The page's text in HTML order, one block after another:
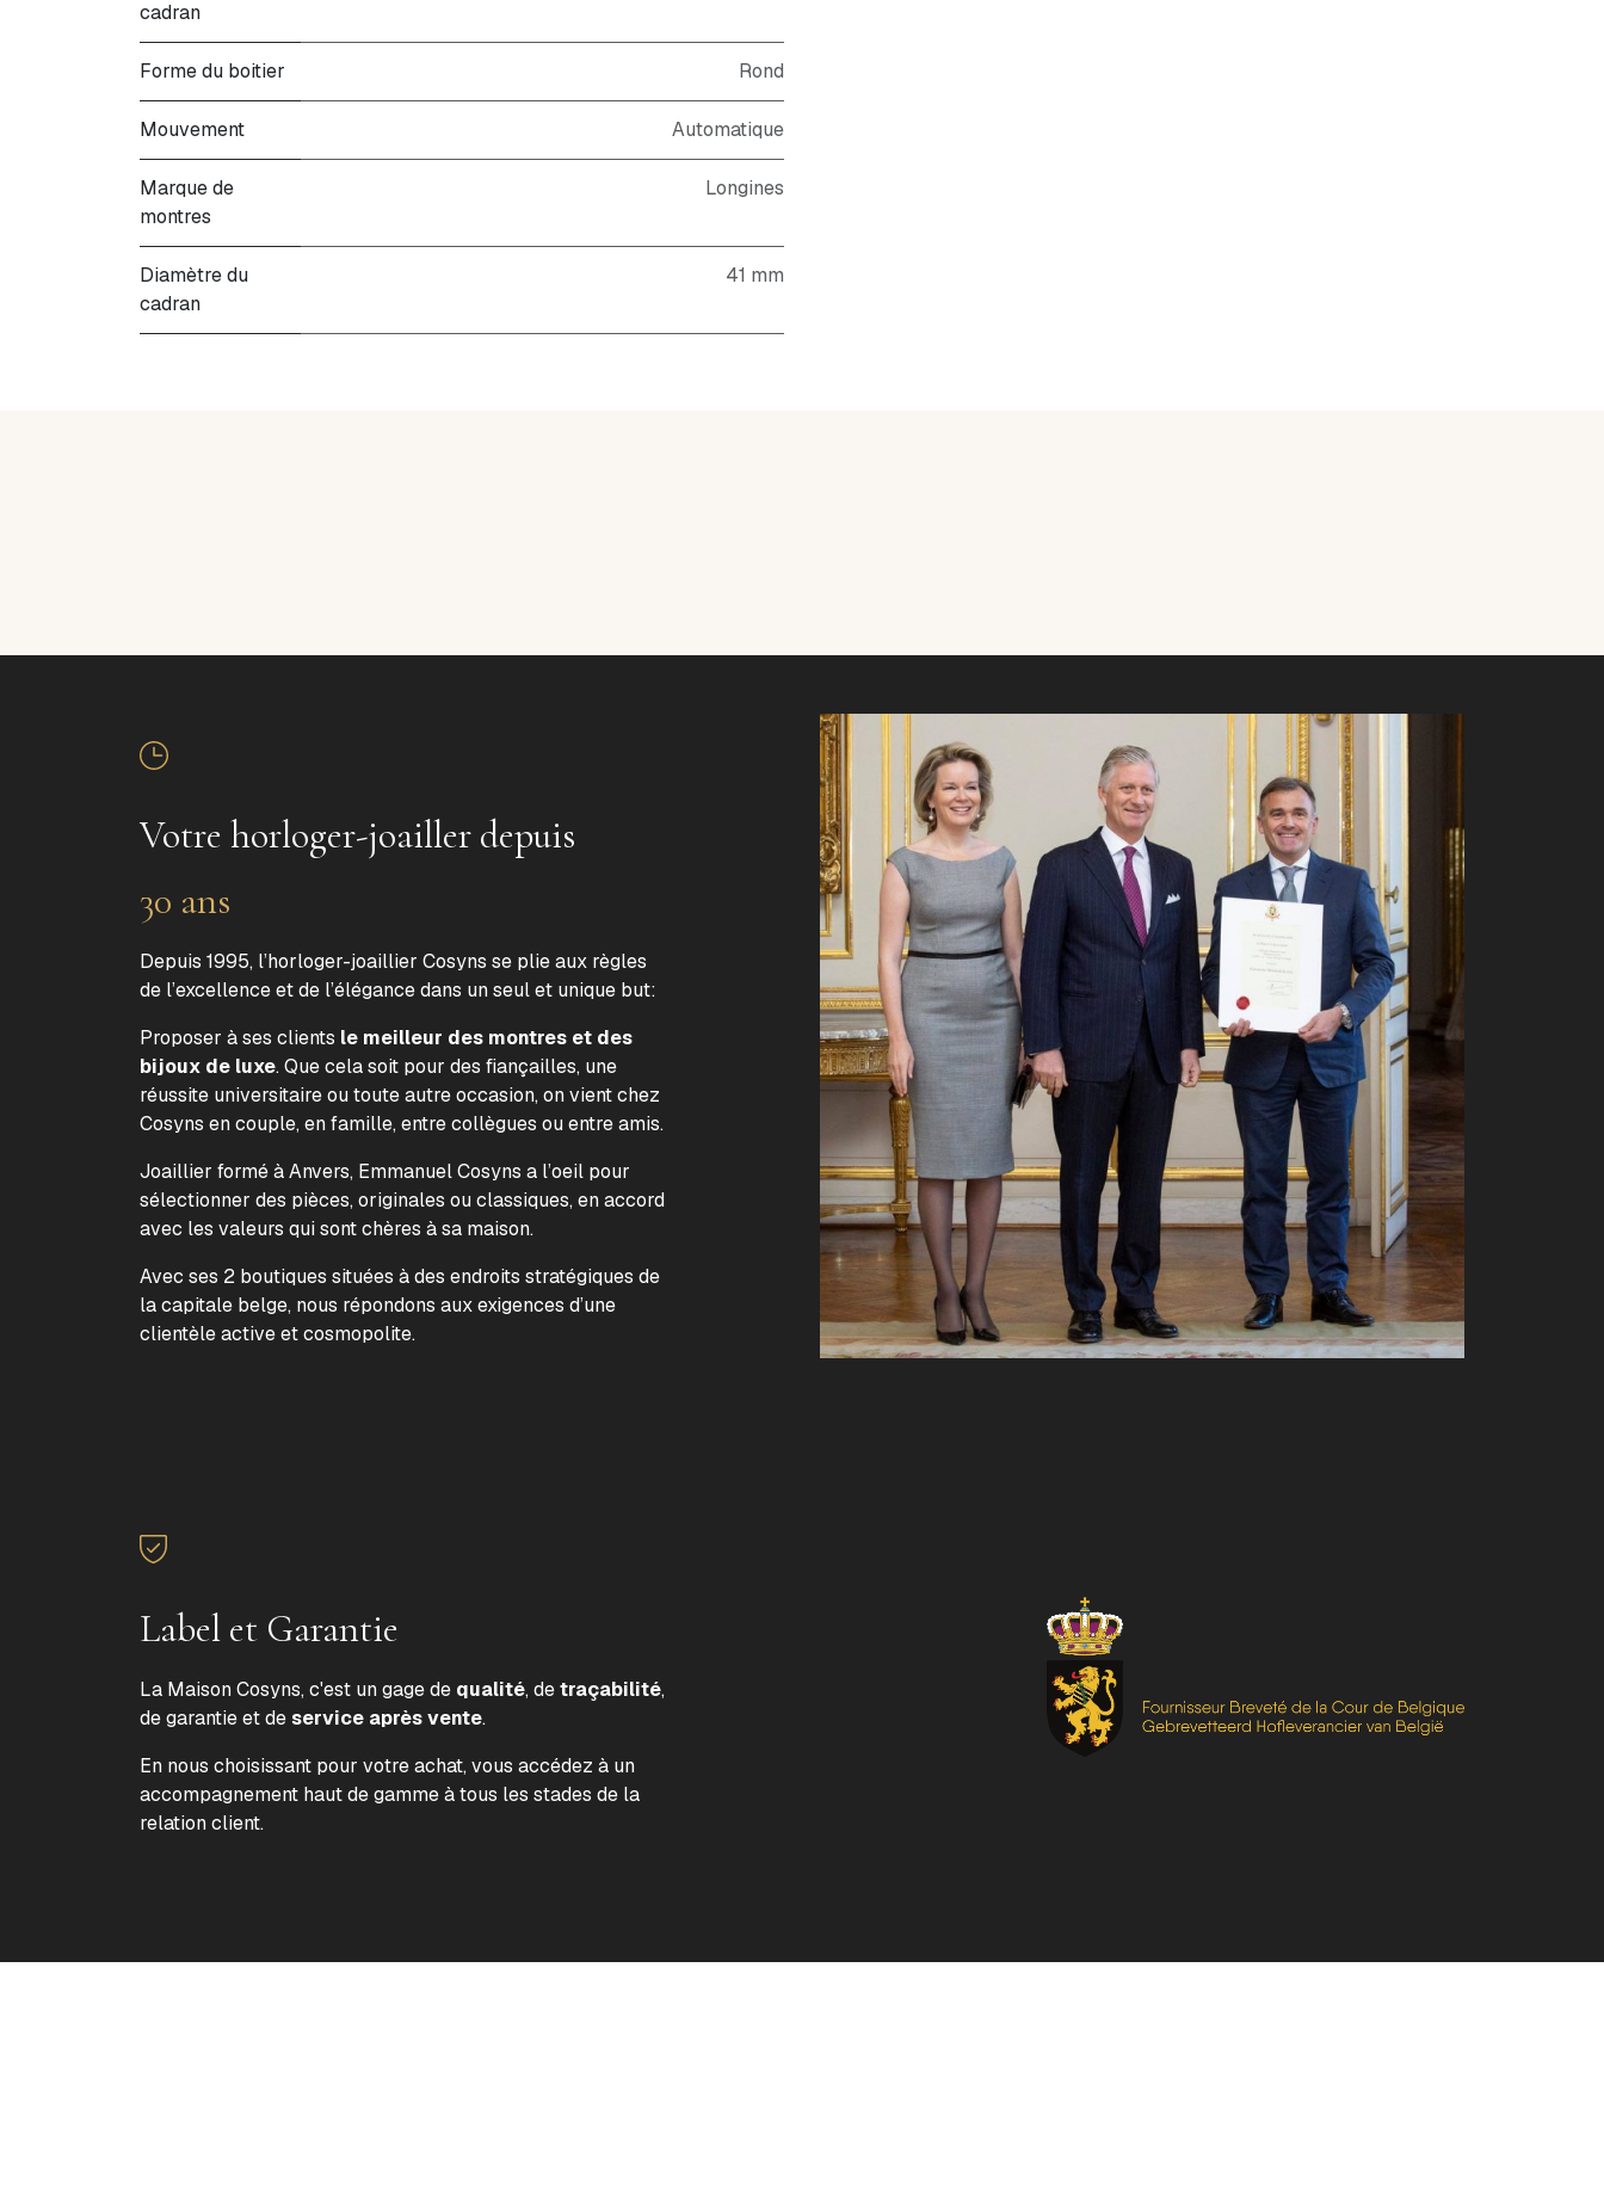
cadran
Forme du boitier Rond
Mouvement Automatique
Marque de
montres
Longines
Diamètre du
cadran
41 mm
Votre horloger-joailler depuis
30 ans
Depuis 1995, l’horloger-joaillier Cosyns se plie aux règles
de l’excellence et de l’élégance dans un seul et unique but:
Proposer à ses clients le meilleur des montres et des
bijoux de luxe. Que cela soit pour des fiançailles, une
réussite universitaire ou toute autre occasion, on vient chez
Cosyns en couple, en famille, entre collègues ou entre amis.
Joaillier formé à Anvers, Emmanuel Cosyns a l’oeil pour
sélectionner des pièces, originales ou classiques, en accord
avec les valeurs qui sont chères à sa maison.
Avec ses 2 boutiques situées à des endroits stratégiques de
la capitale belge, nous répondons aux exigences d’une
clientèle active et cosmopolite.
Label et Garantie
La Maison Cosyns, c'est un gage de qualité, detraçabilité,
de garantie et deservice après vente.
En nous choisissant pour votre achat, vous accédez à un
accompagnement haut de gamme à tous les stades de la
relation client.